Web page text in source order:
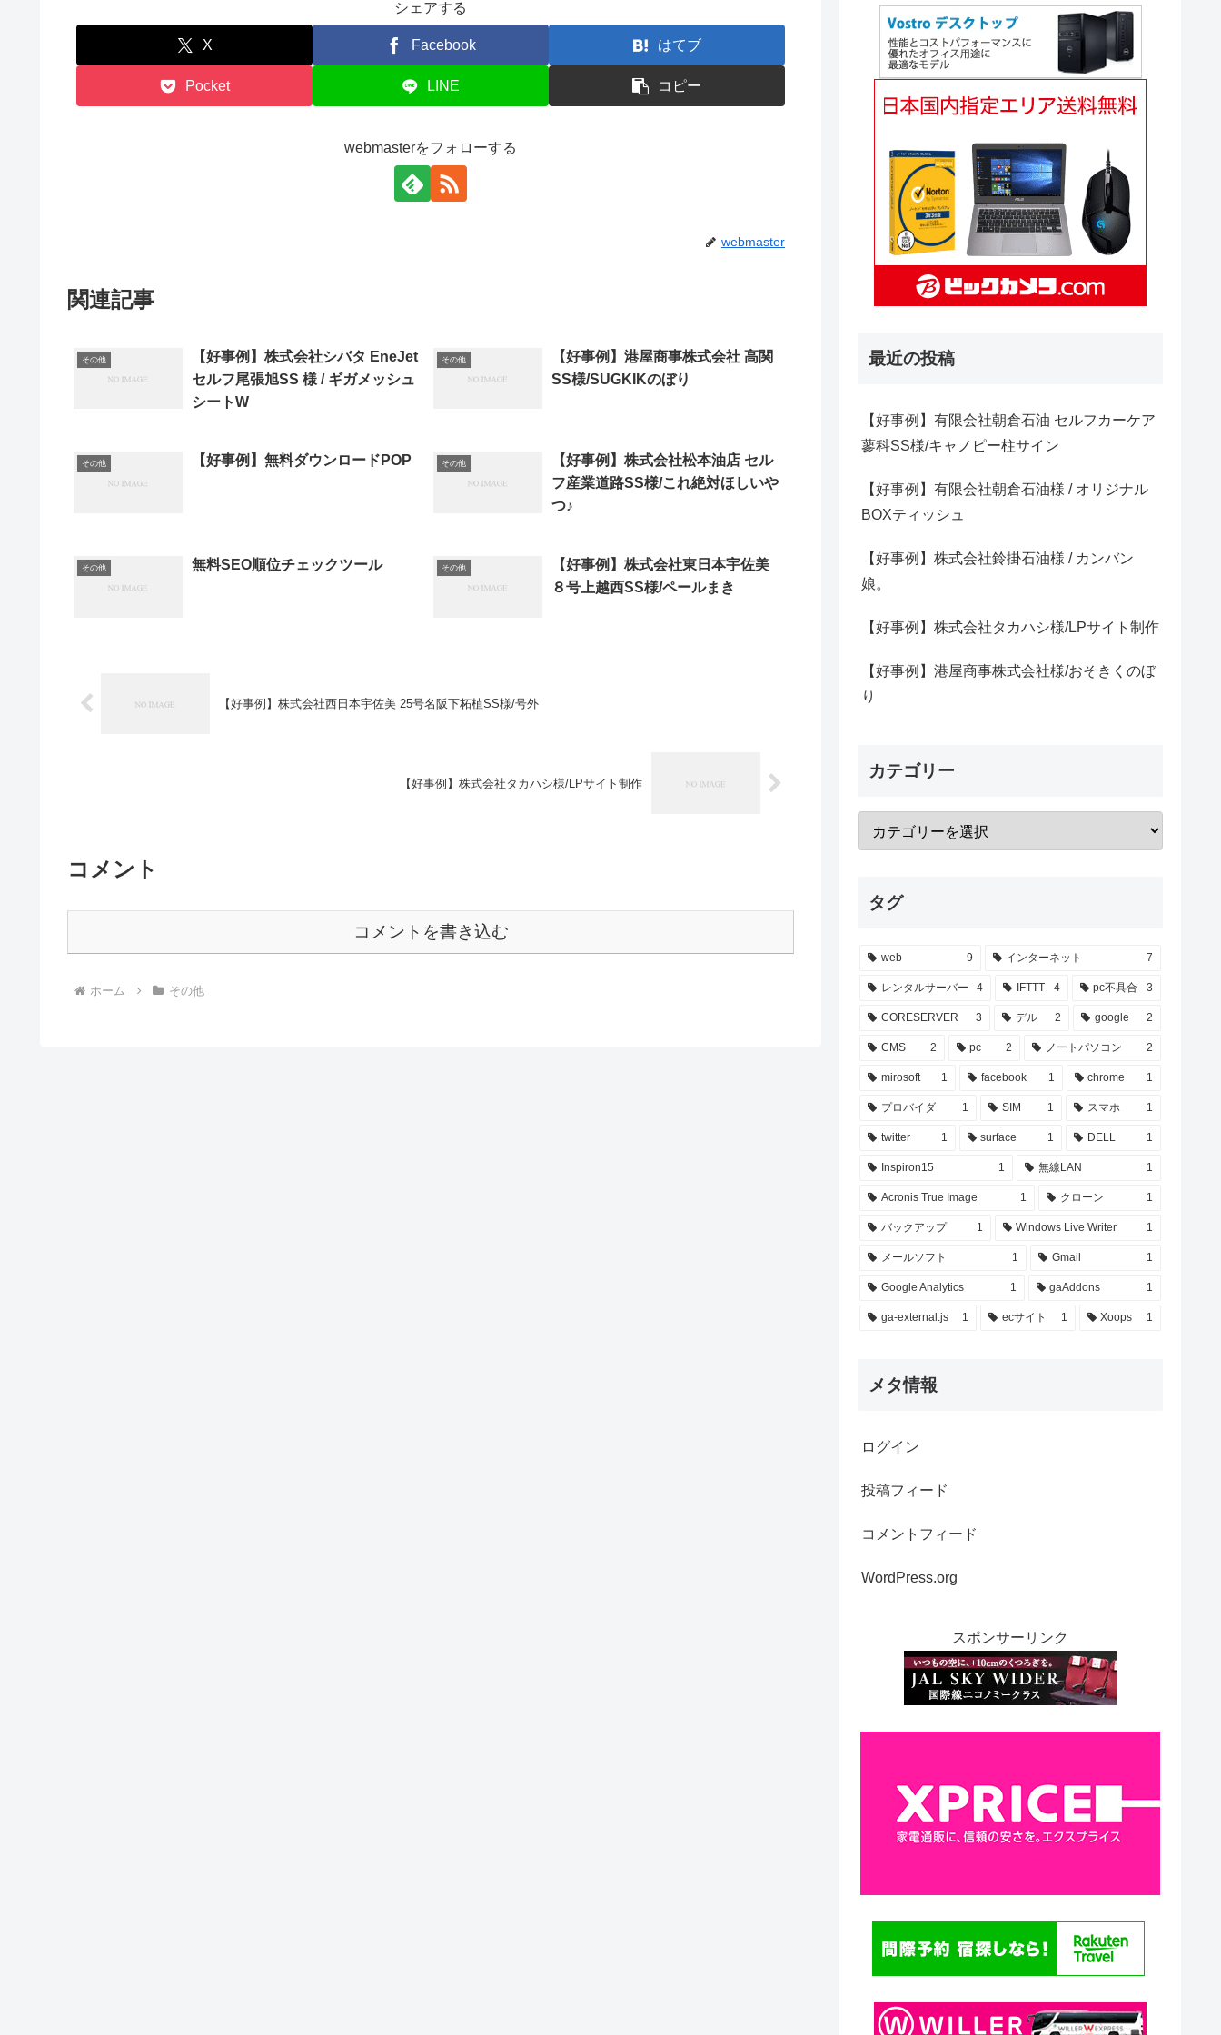
シェアする
X Facebook はてブ
Pocket LINE コピー
webmasterをフォローする
webmaster
関連記事
その他
【好事例】株式会社シバタ EneJet
セルフ尾張旭SS 様 / ギガメッシュ
シートW
その他
【好事例】港屋商事株式会社 高関
SS様/SUGKIKのぼり
その他 【好事例】無料ダウンロードPOP その他
【好事例】株式会社松本油店 セル
フ産業道路SS様/これ絶対ほしいや
つ♪
その他 無料SEO順位チェックツール その他
【好事例】株式会社東日本宇佐美
８号上越西SS様/ペールまき
【好事例】株式会社西日本宇佐美 25号名阪下柘植SS様/号外
【好事例】株式会社タカハシ様/LPサイト制作
コメント
コメントを書き込む
ホーム その他
最近の投稿
【好事例】有限会社朝倉石油 セルフカーケア
蓼科SS様/キャノピー柱サイン
【好事例】有限会社朝倉石油様 / オリジナル
BOXティッシュ
【好事例】株式会社鈴掛石油様 / カンバン
娘。
【好事例】株式会社タカハシ様/LPサイト制作
【好事例】港屋商事株式会社様/おそきくのぼ
り
カテゴリー
タグ
web 9 インターネット 7
レンタルサーバー 4 IFTTT 4 pc不具合 3
CORESERVER 3 デル 2 google 2
CMS 2 pc 2 ノートパソコン 2
mirosoft 1 facebook 1 chrome 1
プロバイダ 1 SIM 1 スマホ 1
twitter 1 surface 1 DELL 1
Inspiron15 1 無線LAN 1
Acronis True Image 1 クローン 1
バックアップ 1 Windows Live Writer 1
メールソフト 1 Gmail 1
Google Analytics 1 gaAddons 1
ga-external.js 1 ecサイト 1 Xoops 1
メタ情報
ログイン
投稿フィード
コメントフィード
WordPress.org
スポンサーリンク